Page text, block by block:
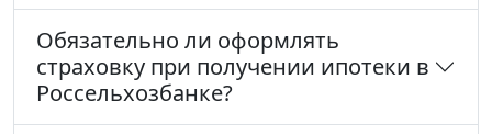
Обязательно ли оформлять
страховку при получении ипотеки в
Россельхозбанке?